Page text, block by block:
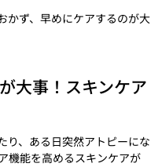
かず、早めにケアするのが大
大事！スキンケア
り、ある日突然アトピーにな
機能を高めるスキンケアが